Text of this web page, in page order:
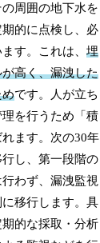
周囲の地下水を
的に点検し、必
す。これは、埋
高く、漏洩した
めです。人が立ち
を行うため「積
ます。次の30年
し、第一段階の
わず、漏洩監視
移行します。具
的な採取・分析